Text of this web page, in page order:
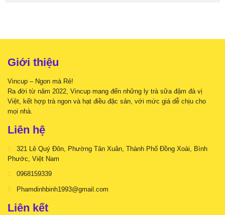
ly
gì
đôi
topping?
Giới thiệu
Vincup – Ngon mà Rẻ!
Ra đời từ năm 2022, Vincup mang đến những ly trà sữa đậm đà vị
Việt, kết hợp trà ngon và hạt điều đặc sản, với mức giá dễ chịu cho
mọi nhà.
Liên hệ
321 Lê Quý Đôn, Phường Tân Xuân, Thành Phố Đồng Xoài, Bình
Phước, Việt Nam
0968159339
Phamdinhbinh1993@gmail.com
Liên kết